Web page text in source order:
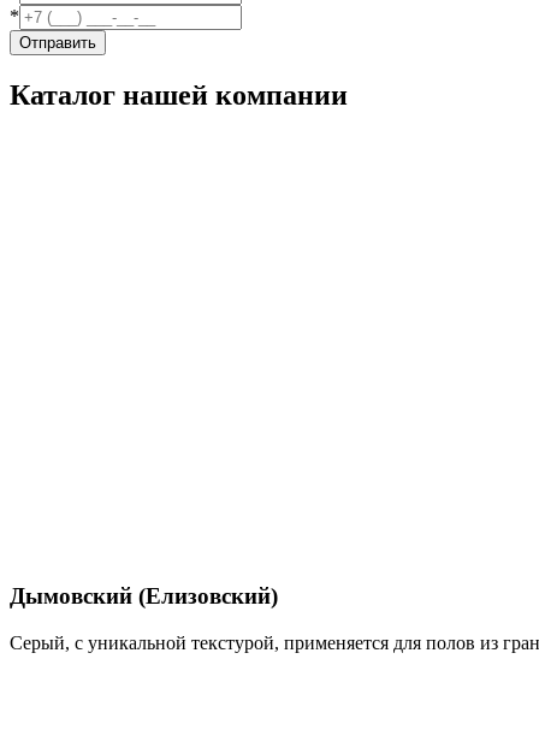
*
Отправить
Каталог нашей компании
Дымовский (Елизовский)
Серый, с уникальной текстурой, применяется для полов из